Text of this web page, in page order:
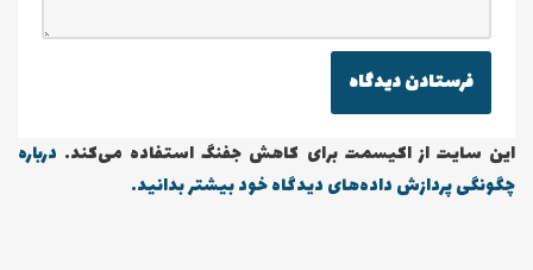
این سایت از اکیسمت برای کاهش جفنگ استفاده می‌کند. درباره
چگونگی پردازش داده‌های دیدگاه خود بیشتر بدانید.